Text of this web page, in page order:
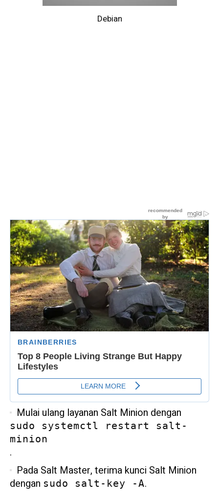
Debian
Mulai ulang layanan Salt Minion dengan
sudo systemctl restart salt-
minion
.
Pada Salt Master, terima kunci Salt Minion
dengan sudo salt-key -A.